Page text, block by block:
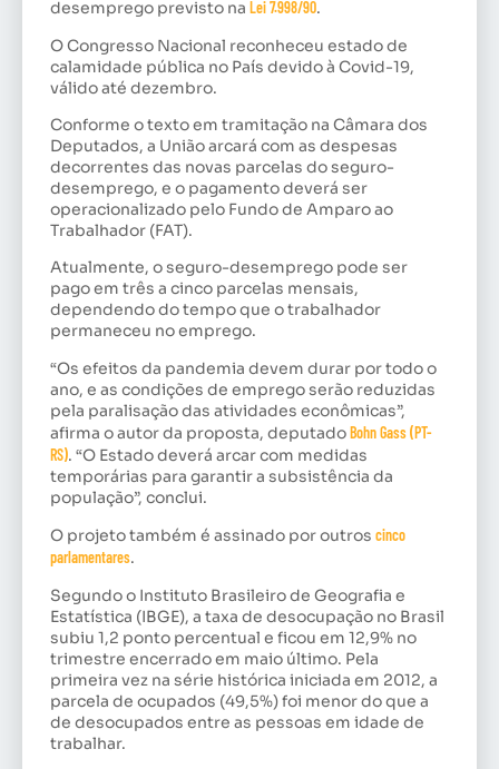
desemprego previsto na Lei 7.998/90.
O Congresso Nacional reconheceu estado de
calamidade pública no País devido à Covid-19,
válido até dezembro.
Conforme o texto em tramitação na Câmara dos
Deputados, a União arcará com as despesas
decorrentes das novas parcelas do seguro-
desemprego, e o pagamento deverá ser
operacionalizado pelo Fundo de Amparo ao
Trabalhador (FAT).
Atualmente, o seguro-desemprego pode ser
pago em três a cinco parcelas mensais,
dependendo do tempo que o trabalhador
permaneceu no emprego.
“Os efeitos da pandemia devem durar por todo o
ano, e as condições de emprego serão reduzidas
pela paralisação das atividades econômicas”,
afirma o autor da proposta, deputadoBohn Gass (PT-
RS). “O Estado deverá arcar com medidas
temporárias para garantir a subsistência da
população”, conclui.
O projeto também é assinado por outros cinco
parlamentares.
Segundo o Instituto Brasileiro de Geografia e
Estatística (IBGE), a taxa de desocupação no Brasil
subiu 1,2 ponto percentual e ficou em 12,9% no
trimestre encerrado em maio último. Pela
primeira vez na série histórica iniciada em 2012, a
parcela de ocupados (49,5%) foi menor do que a
de desocupados entre as pessoas em idade de
trabalhar.